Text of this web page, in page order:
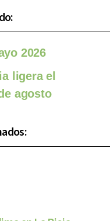
2026
ligera el
agosto